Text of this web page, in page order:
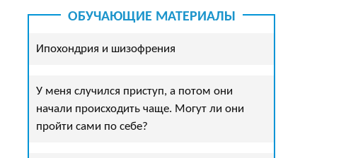
ОБУЧАЮЩИЕ МАТЕРИАЛЫ
Ипохондрия и шизофрения
У меня случился приступ, а потом они
начали происходить чаще. Могут ли они
пройти сами по себе?